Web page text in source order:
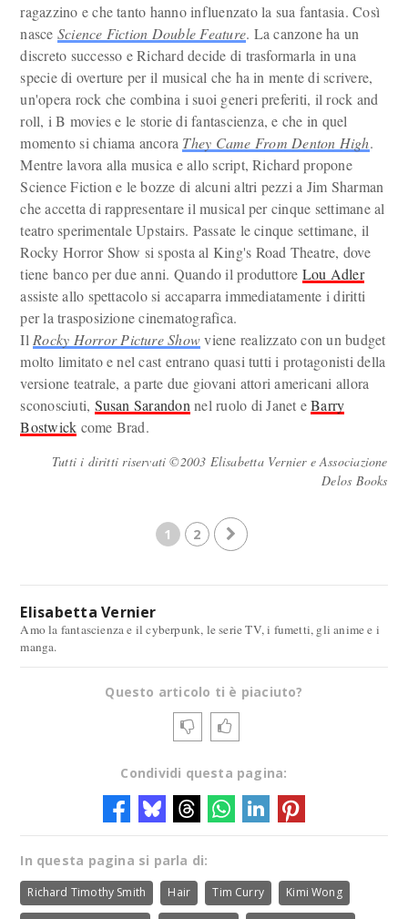
ragazzino e che tanto hanno influenzato la sua fantasia. Così
nasce Science Fiction Double Feature. La canzone ha un
discreto successo e Richard decide di trasformarla in una
specie di overture per il musical che ha in mente di scrivere,
un'opera rock che combina i suoi generi preferiti, il rock and
roll, i B movies e le storie di fantascienza, e che in quel
momento si chiama ancora They Came From Denton High.
Mentre lavora alla musica e allo script, Richard propone
Science Fiction e le bozze di alcuni altri pezzi a Jim Sharman
che accetta di rappresentare il musical per cinque settimane al
teatro sperimentale Upstairs. Passate le cinque settimane, il
Rocky Horror Show si sposta al King's Road Theatre, dove
tiene banco per due anni. Quando il produttore Lou Adler
assiste allo spettacolo si accaparra immediatamente i diritti
per la trasposizione cinematografica.
Il Rocky Horror Picture Showviene realizzato con un budget
molto limitato e nel cast entrano quasi tutti i protagonisti della
versione teatrale, a parte due giovani attori americani allora
sconosciuti, Susan Sarandon nel ruolo di Janet eBarry
Bostwick come Brad.
Tutti i diritti riservati ©2003 Elisabetta Vernier e Associazione
Delos Books
1 2
Elisabetta Vernier
Amo la fantascienza e il cyberpunk, le serie TV, i fumetti, gli anime e i
manga.
Questo articolo ti è piaciuto?
Condividi questa pagina:
In questa pagina si parla di:
Richard Timothy Smith Hair Tim Curry Kimi Wong